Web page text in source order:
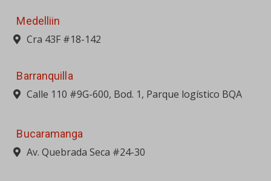
Medelliin
Cra 43F #18-142
Barranquilla
Calle 110 #9G-600, Bod. 1, Parque logístico BQA
Bucaramanga
Av. Quebrada Seca #24-30